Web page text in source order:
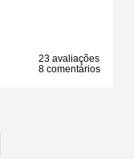
23 avaliações
8 comentários